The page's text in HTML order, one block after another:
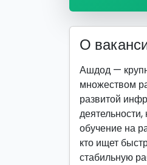
О
Ашдод —
множеством
развитой
обучение на
кто ищет
стабильную